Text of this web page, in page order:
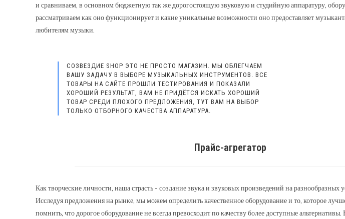
САЙТУ
и сравниваем, в основном бюджетную так же дорогостоящую звуковую и студийную аппаратуру,
рассматриваем как оно функционирует и какие уникальные возможности оно предоставляет
любителям музыки.
СОЗВЕЗДИЕ SHOP ЭТО НЕ ПРОСТО МАГАЗИН. МЫ ОБЛЕГЧАЕМ
ВАШУ ЗАДАЧУ В ВЫБОРЕ МУЗЫКАЛЬНЫХ ИНСТРУМЕНТОВ. ВСЕ
ТОВАРЫ НА САЙТЕ ПРОШЛИ ТЕСТИРОВАНИЯ И ПОКАЗАЛИ
ХОРОШИЙ РЕЗУЛЬТАТ, ВАМ НЕ ПРИДЁТСЯ ИСКАТЬ ХОРОШИЙ
ТОВАР СРЕДИ ПЛОХОГО ПРЕДЛОЖЕНИЯ, ТУТ ВАМ НА ВЫБОР
ТОЛЬКО ОТБОРНОГО КАЧЕСТВА АППАРАТУРА.
Прайс-агрегатор
Как творческие личности, наша страсть - создание звука и звуковых произведений на разнообразных
Исследуя предложения на рынке, мы можем определить качественное оборудование и то, которое
помнить, что дорогое оборудование не всегда превосходит по качеству более доступные